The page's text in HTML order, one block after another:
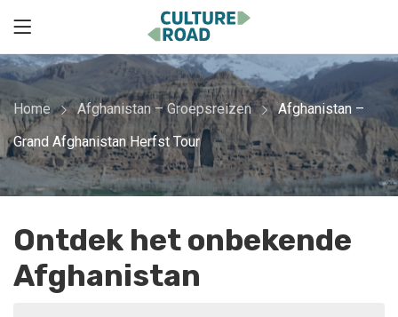
Home Afghanistan – Groepsreizen
Afghanistan –
Grand Afghanistan Herfst Tour
Ontdek het onbekende
Afghanistan